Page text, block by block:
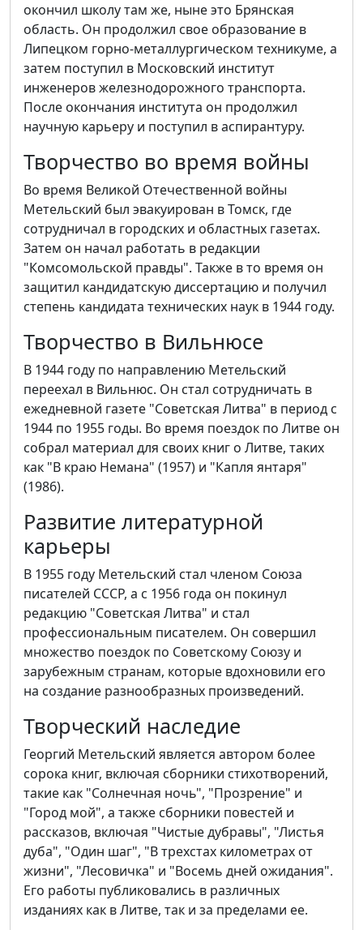
окончил школу там же, ныне это Брянская
область. Он продолжил свое образование в
Липецком горно-металлургическом техникуме, а
затем поступил в Московский институт
инженеров железнодорожного транспорта.
После окончания института он продолжил
научную карьеру и поступил в аспирантуру.
Творчество во время войны
Во время Великой Отечественной войны
Метельский был эвакуирован в Томск, где
сотрудничал в городских и областных газетах.
Затем он начал работать в редакции
"Комсомольской правды". Также в то время он
защитил кандидатскую диссертацию и получил
степень кандидата технических наук в 1944 году.
Творчество в Вильнюсе
В 1944 году по направлению Метельский
переехал в Вильнюс. Он стал сотрудничать в
ежедневной газете "Советская Литва" в период с
1944 по 1955 годы. Во время поездок по Литве он
собрал материал для своих книг о Литве, таких
как "В краю Немана" (1957) и "Капля янтаря"
(1986).
Развитие литературной
карьеры
В 1955 году Метельский стал членом Союза
писателей СССР, а с 1956 года он покинул
редакцию "Советская Литва" и стал
профессиональным писателем. Он совершил
множество поездок по Советскому Союзу и
зарубежным странам, которые вдохновили его
на создание разнообразных произведений.
Творческий наследие
Георгий Метельский является автором более
сорока книг, включая сборники стихотворений,
такие как "Солнечная ночь", "Прозрение" и
"Город мой", а также сборники повестей и
рассказов, включая "Чистые дубравы", "Листья
дуба", "Один шаг", "В трехстах километрах от
жизни", "Лесовичка" и "Восемь дней ожидания".
Его работы публиковались в различных
изданиях как в Литве, так и за пределами ее.